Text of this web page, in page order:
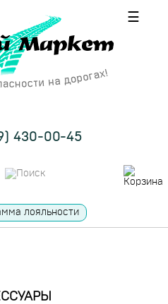
☰
430-00-45
лояльности